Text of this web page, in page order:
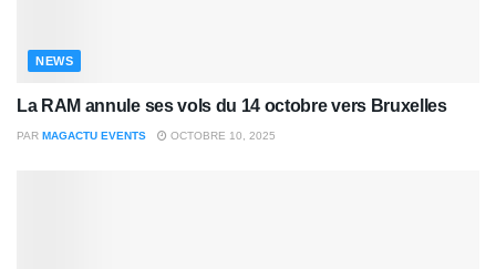
NEWS
La RAM annule ses vols du 14 octobre vers Bruxelles
PAR MAGACTU EVENTS OCTOBRE 10, 2025